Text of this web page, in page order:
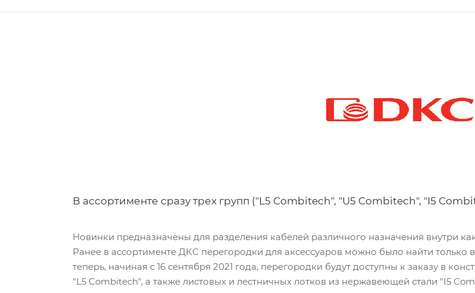
В ассортименте сразу трех групп ("L5 Combitech", "U5 Combitech", "I5
Новинки предназначены для разделения кабелей различного назначения внутри
Ранее в ассортименте ДКС перегородки для аксессуаров можно было найти только
теперь, начиная с 16 сентября 2021 года, перегородки будут доступны к заказу в
"L5 Combitech", а также листовых и лестничных лотков из нержавеющей стали "I5